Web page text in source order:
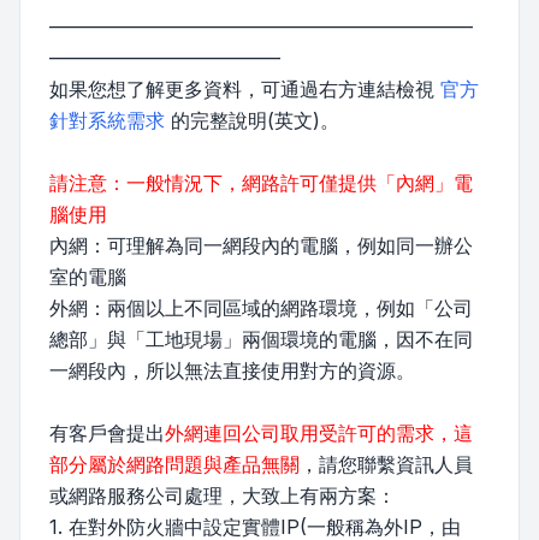
——————————————————————
————————————
如果您想了解更多資料，可通過右方連結檢視 官方
針對系統需求 的完整說明(英文)。
請注意：一般情況下，網路許可僅提供「內網」電
腦使用
內網：可理解為同一網段內的電腦，例如同一辦公
室的電腦
外網：兩個以上不同區域的網路環境，例如「公司
總部」與「工地現場」兩個環境的電腦，因不在同
一網段內，所以無法直接使用對方的資源。
有客戶會提出外網連回公司取用受許可的需求，這
部分屬於網路問題與產品無關 ，請您聯繫資訊人員
或網路服務公司處理，大致上有兩方案：
1. 在對外防火牆中設定實體IP(一般稱為外IP，由